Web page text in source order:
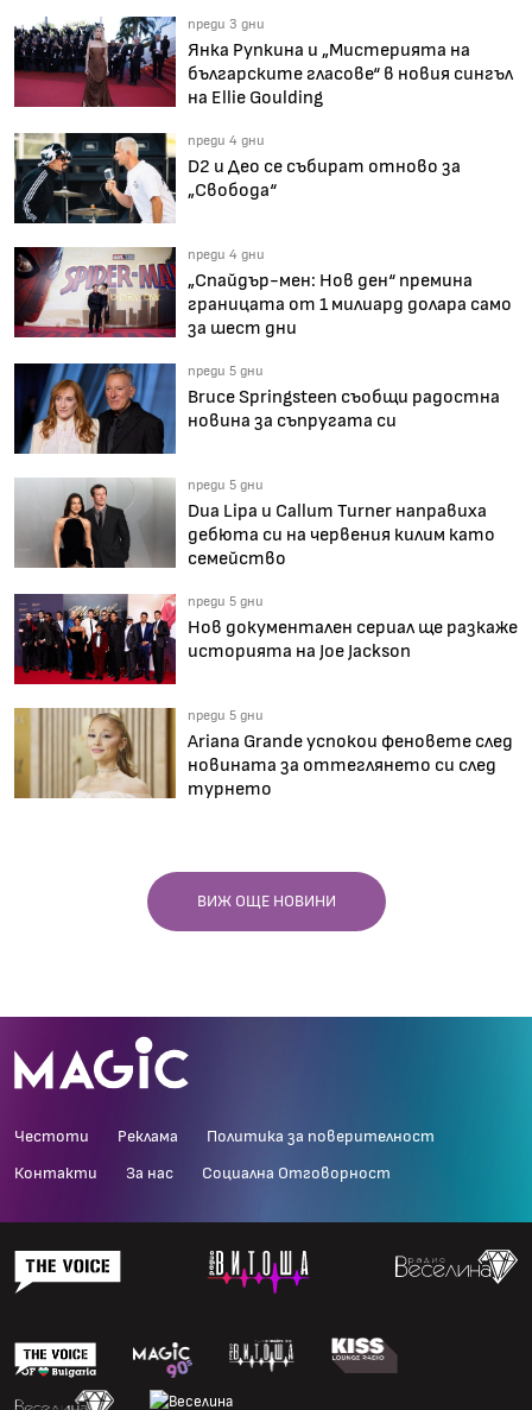
преди 3 дни
Янка Рупкина и „Мистерията на
българските гласове“ в новия сингъл
на Ellie Goulding
преди 4 дни
D2 и Део се събират отново за
„Свобода“
преди 4 дни
„Спайдър-мен: Нов ден“ премина
границата от 1 милиард долара само
за шест дни
преди 5 дни
Bruce Springsteen съобщи радостна
новина за съпругата си
преди 5 дни
Dua Lipa и Callum Turner направиха
дебюта си на червения килим като
семейство
преди 5 дни
Нов документален сериал ще разкаже
историята на Joe Jackson
преди 5 дни
Ariana Grande успокои феновете след
новината за оттеглянето си след
турнето
ВИЖ ОЩЕ НОВИНИ
Честоти Реклама Политика за поверителност
Контакти За нас Социална Отговорност